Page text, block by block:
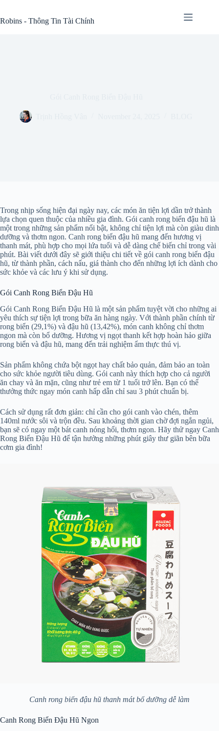
content
Robins - Thông Tin Tài Chính
Trong nhịp sống hiện đại ngày nay, các món ăn tiện lợi dần trở thành
lựa chọn quen thuộc của nhiều gia đình. Gói canh rong biển đậu hũ là
một trong những sản phẩm nổi bật, không chỉ tiện lợi mà còn giàu dinh
dưỡng và thơm ngon. Canh rong biển đậu hũ mang đến hương vị
thanh mát, phù hợp cho mọi lứa tuổi và dễ dàng chế biến chỉ trong vài
phút. Bài viết dưới đây sẽ giới thiệu chi tiết về gói canh rong biển đậu
hũ, từ thành phần, cách nấu, giá thành cho đến những lợi ích dành cho
sức khỏe và các lưu ý khi sử dụng.
Gói Canh Rong Biển Đậu Hũ
Gói Canh Rong Biển Đậu Hũ là một sản phẩm tuyệt vời cho những ai
yêu thích sự tiện lợi trong bữa ăn hàng ngày. Với thành phần chính từ
rong biển (29,1%) và đậu hũ (13,42%), món canh không chỉ thơm
ngon mà còn bổ dưỡng. Hương vị ngọt thanh kết hợp hoàn hảo giữa
rong biển và đậu hũ, mang đến trải nghiệm ẩm thực thú vị.
Sản phẩm không chứa bột ngọt hay chất bảo quản, đảm bảo an toàn
cho sức khỏe người tiêu dùng. Gói canh này thích hợp cho cả người
ăn chay và ăn mặn, cũng như trẻ em từ 1 tuổi trở lên. Bạn có thể
thưởng thức ngay món canh hấp dẫn chỉ sau 3 phút chuẩn bị.
Cách sử dụng rất đơn giản: chỉ cần cho gói canh vào chén, thêm
140ml nước sôi và trộn đều. Sau khoảng thời gian chờ đợi ngắn ngủi,
bạn sẽ có ngay một bát canh nóng hổi, thơm ngon. Hãy thử ngay Canh
Rong Biển Đậu Hũ để tận hưởng những phút giây thư giãn bên bữa
cơm gia đình!
Canh rong biển đậu hũ thanh mát bổ dưỡng dễ làm
Canh Rong Biển Đậu Hũ Ngon